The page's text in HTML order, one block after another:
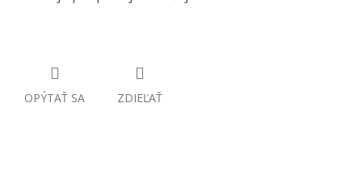
OPÝTAŤ SA ZDIEĽAŤ